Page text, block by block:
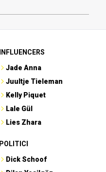
INFLUENCERS
Jade Anna
Juultje Tieleman
Kelly Piquet
Lale Gül
Lies Zhara
POLITICI
Dick Schoof